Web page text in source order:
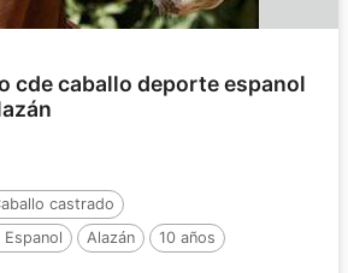
cde caballo deporte espanol
castrado
Alazán 10 años